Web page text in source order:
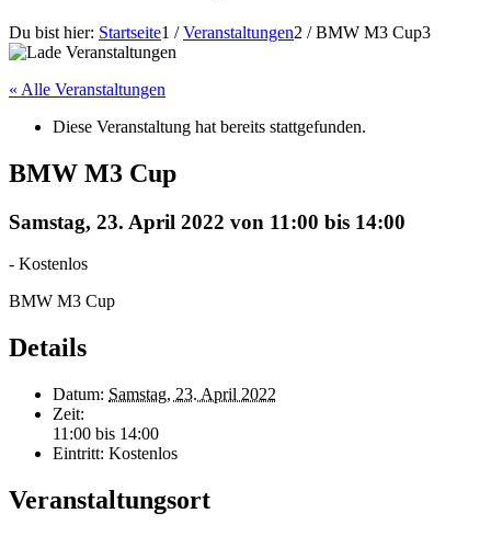
Du bist hier: Startseite1 / Veranstaltungen2 / BMW M3 Cup3
« Alle Veranstaltungen
Diese Veranstaltung hat bereits stattgefunden.
BMW M3 Cup
Samstag, 23. April 2022 von 11:00 bis 14:00
- Kostenlos
BMW M3 Cup
Details
Datum: Samstag, 23. April 2022
Zeit:
11:00 bis 14:00
Eintritt: Kostenlos
Veranstaltungsort